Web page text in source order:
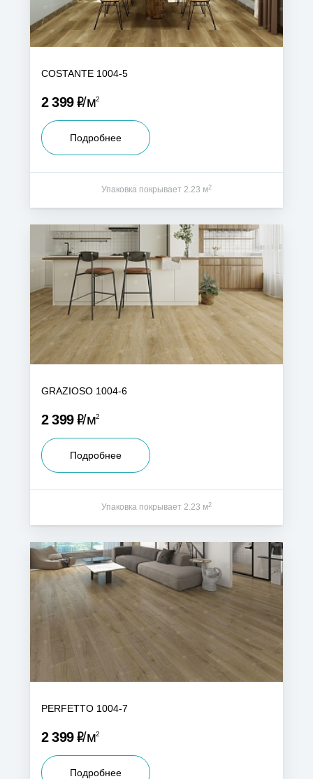
COSTANTE 1004-5
2 399Р м2
Подробнее
Упаковка покрывает 2.23 м2
GRAZIOSO 1004-6
2 399Р м2
Подробнее
Упаковка покрывает 2.23 м2
PERFETTO 1004-7
2 399Р м2
Подробнее